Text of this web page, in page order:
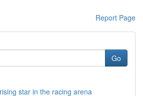
Report Page
Go
star in the racing arena